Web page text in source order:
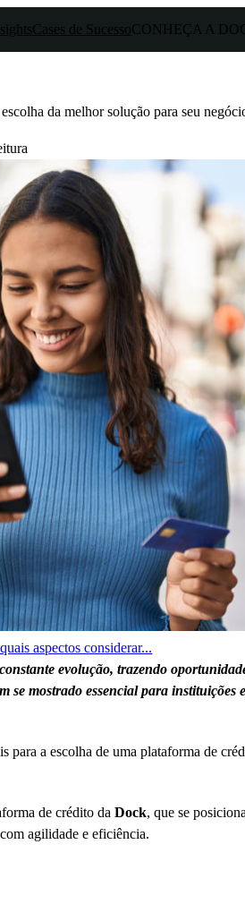
Cases de SucessoCONHEÇA A
da melhor solução para seu
aspectos considerar...
evolução, trazendo
se mostrado essencial para
para a escolha de uma plataforma de
de crédito da Dock, que se
agilidade e eficiência.